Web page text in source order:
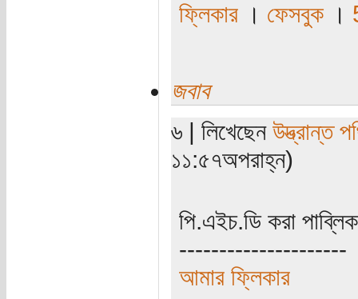
ফ্লিকার। ফেসবুক।
জবাব
৬ | লিখেছেন উদ্ভ্রান্ত
১১:৫৭অপরাহ্ন)
পি.এইচ.ডি করা
---------------------
আমার ফ্লিকার